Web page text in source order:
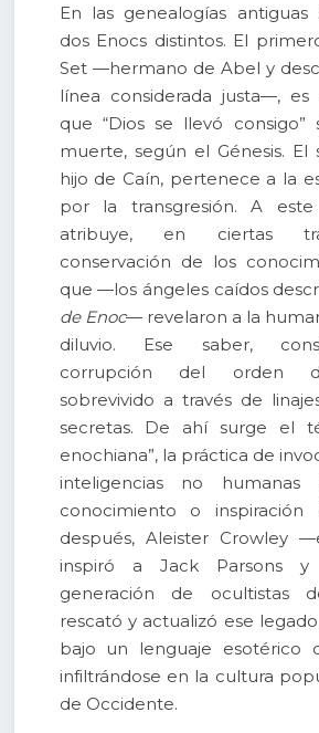
En las genealogías antiguas
dos Enocs distintos. El
Set —hermano de Abel y
línea considerada justa—,
que “Dios se llevó consigo”
muerte, según el Génesis. El
hijo de Caín, pertenece a la
por la transgresión. A
atribuye, en ciertas
conservación de los
que —los ángeles caídos
de Enoc— revelaron a la
diluvio. Ese saber,
corrupción del orden
sobrevivido a través de
secretas. De ahí surge el
enochiana”, la práctica de
inteligencias no humanas
conocimiento o inspiración
después, Aleister Crowley
inspiró a Jack Parsons
generación de ocultistas
rescató y actualizó ese
bajo un lenguaje esotérico
infiltrándose en la cultura
de Occidente.